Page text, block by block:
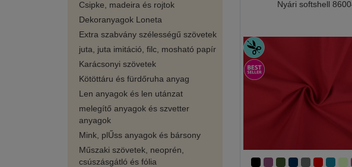
Csipke, madeira és rojtok
Dekoranyagok Loneta
Extra szabvány szélességű szövetek
juta, juta imitáció, filc, mosható papír
Karácsonyi szövetek
Kötöttáru és fürdőruha anyag
Len anyagok és len utánzat
melegítő anyagok és szvetter
anyagok
Mink, plŰss anyagok és bársony
Műszaki szövetek, neoprén,
csúszásgátló és fólia
Nyári softshell